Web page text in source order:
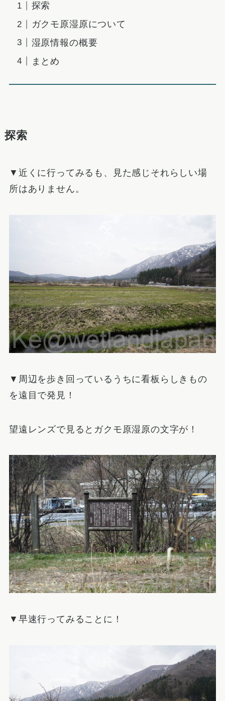
探索
ガクモ原湿原について
湿原情報の概要
まとめ
探索
▼近くに行ってみるも、見た感じそれらしい場
所はありません。
▼周辺を歩き回っているうちに看板らしきもの
を遠目で発見！
望遠レンズで見るとガクモ原湿原の文字が！
▼早速行ってみることに！